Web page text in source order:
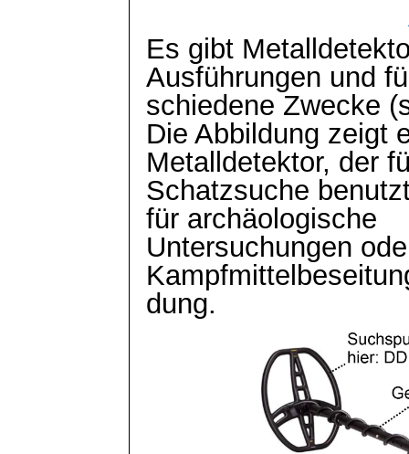
Es gibt
Ausführungen und
schiedene Zwecke
Die Abbildung zeigt
Metalldetektor, der
Schatzsuche
für archäologische
Untersuchungen
dung.